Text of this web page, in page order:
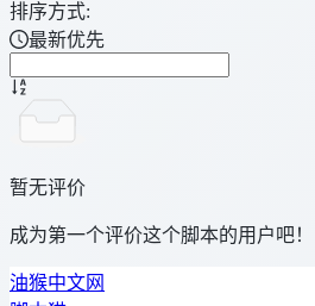
排序方式:
最新优先
暂无评价
成为第一个评价这个脚本的用户吧！
油猴中文网